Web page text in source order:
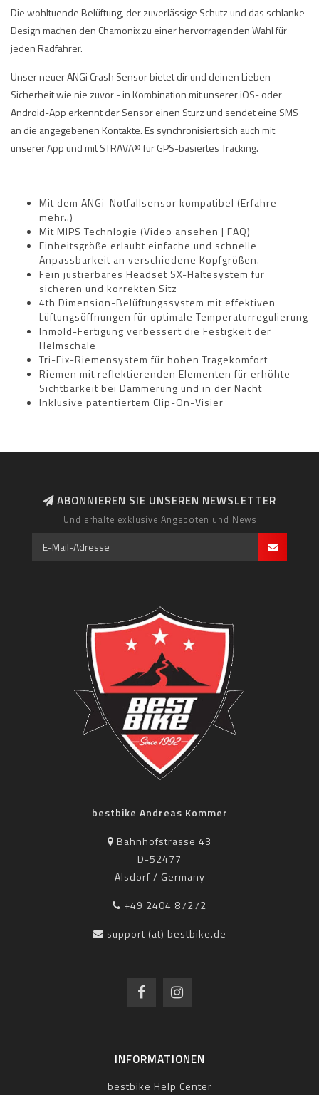
Die wohltuende Belüftung, der zuverlässige Schutz und das schlanke
Design machen den Chamonix zu einer hervorragenden Wahl für
jeden Radfahrer.
Unser neuer ANGi Crash Sensor bietet dir und deinen Lieben
Sicherheit wie nie zuvor - in Kombination mit unserer iOS- oder
Android-App erkennt der Sensor einen Sturz und sendet eine SMS
an die angegebenen Kontakte. Es synchronisiert sich auch mit
unserer App und mit STRAVA® für GPS-basiertes Tracking.
Mit dem ANGi-Notfallsensor kompatibel (Erfahre
mehr..)
Mit MIPS Technlogie (Video ansehen | FAQ)
Einheitsgröße erlaubt einfache und schnelle
Anpassbarkeit an verschiedene Kopfgrößen.
Fein justierbares Headset SX-Haltesystem für
sicheren und korrekten Sitz
4th Dimension-Belüftungssystem mit effektiven
Lüftungsöffnungen für optimale Temperaturregulierung
Inmold-Fertigung verbessert die Festigkeit der
Helmschale
Tri-Fix-Riemensystem für hohen Tragekomfort
Riemen mit reflektierenden Elementen für erhöhte
Sichtbarkeit bei Dämmerung und in der Nacht
Inklusive patentiertem Clip-On-Visier
ABONNIEREN SIE UNSEREN NEWSLETTER
Und erhalte exklusive Angeboten und News
bestbike Andreas Kommer
Bahnhofstrasse 43
D-52477
Alsdorf / Germany
+49 2404 87272
support (at) bestbike.de
INFORMATIONEN
bestbike Help Center